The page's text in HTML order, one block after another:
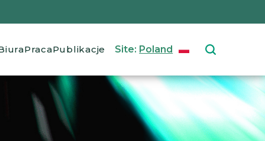
PracaPublikacje Site: PolandSelect your